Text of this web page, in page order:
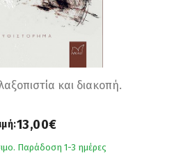
και διακοπή.
13,00€
Παράδοση 1-3 ημέρες